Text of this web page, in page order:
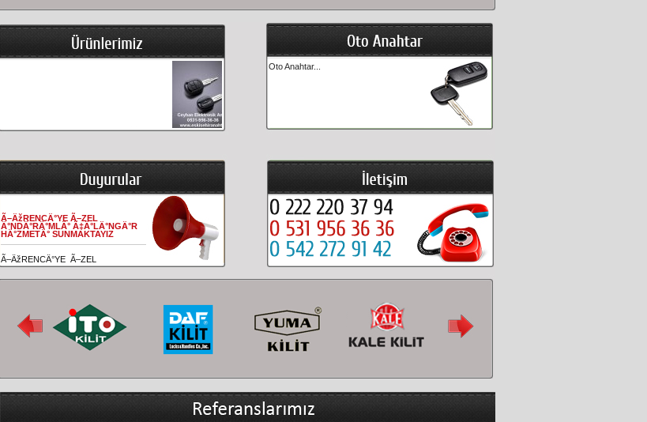
Oto Anahtar...
Ã–ÄžRENCÄ°YE Ã–ZEL
Ä°NDÄ°RÄ°MLÄ° Ã‡Ä°LÄ°NGÄ°R
HÄ°ZMETÄ° SUNMAKTAYIZ
Ã–ÄžRENCÄ°YE Ã–ZEL
Ä°NDÄ°RÄ°MLÄ° Ã‡Ä°LÄ°NGÄ°R
HÄ°ZMETÄ° SUNMAKTAYIZ